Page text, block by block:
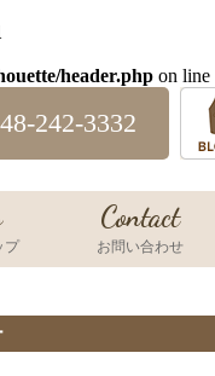
header.php on line
242-3332
プ
Contact
お問い合わせ